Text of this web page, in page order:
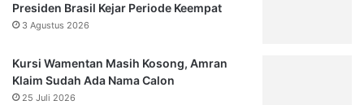
Presiden Brasil Kejar Periode Keempat
3 Agustus 2026
Kursi Wamentan Masih Kosong, Amran
Klaim Sudah Ada Nama Calon
25 Juli 2026